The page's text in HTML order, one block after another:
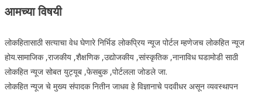
आमच्या विषयी
लोकहितासाठी सत्याचा वेध घेणारे निर्भिड लोकप्रिय न्यूज पोर्टल म्हणेजच लोकहित न्यूज
होय.सामाजिक ,राजकीय ,शैक्षणिक ,उद्योजकीय ,सांस्कृतिक ,नानाविध घडामोडी साठी
लोकहित न्यूज सोबत युट्यूब ,फेसबुक ,पोर्टलला जोडले जा.
लोकहित न्यूज चे मुख्य संपादक नितीन जाधव हे विज्ञानाचे पदवीधर असून व्यवस्थापन